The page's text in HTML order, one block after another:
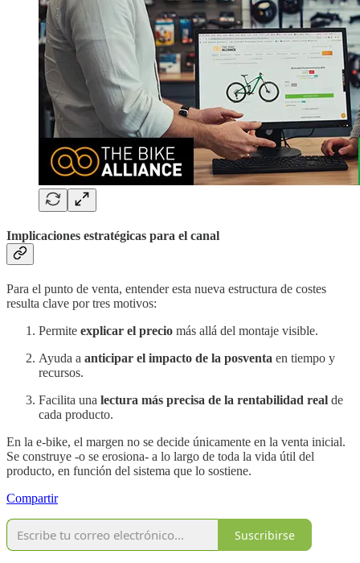
Implicaciones estratégicas para el canal
Para el punto de venta, entender esta nueva estructura de costes
resulta clave por tres motivos:
Permite explicar el precio más allá del montaje visible.
Ayuda a anticipar el impacto de la posventa en tiempo y
recursos.
Facilita una lectura más precisa de la rentabilidad real de
cada producto.
En la e-bike, el margen no se decide únicamente en la venta inicial.
Se construye -o se erosiona- a lo largo de toda la vida útil del
producto, en función del sistema que lo sostiene.
Compartir
Suscribirse